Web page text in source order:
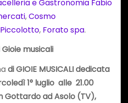
e Gastronomia Fabio
,Cosmo
, Forato spa.
musicali
di GIOIE MUSICALI dedicata
1° luglio alle 21.00
Gottardo ad Asolo (TV),